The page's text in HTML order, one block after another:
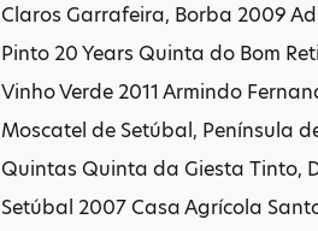
Claros Garrafeira, Borba 2009
Pinto 20 Years Quinta do Bom
Vinho Verde 2011 Armindo
Moscatel de Setúbal, Península
Quintas Quinta da Giesta Tinto,
Setúbal 2007 Casa Agrícola